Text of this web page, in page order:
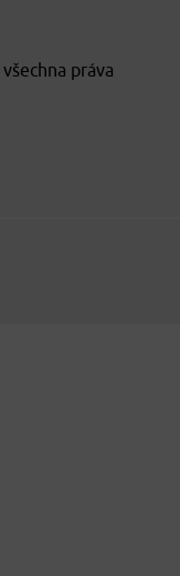
všechna práva